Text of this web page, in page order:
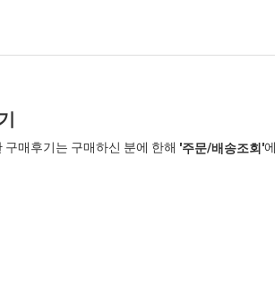
구매후기는 구매하신 분에 한해 '주문/배송조회'